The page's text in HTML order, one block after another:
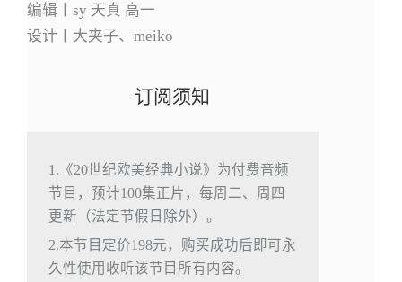
编辑丨sy 天真 高一
设计丨大夹子、meiko
订阅须知
1.《20世纪欧美经典小说》为付费音频
节目，预计100集正片，每周二、周四
更新（法定节假日除外）。
2.本节目定价198元，购买成功后即可永
久性使用收听该节目所有内容。